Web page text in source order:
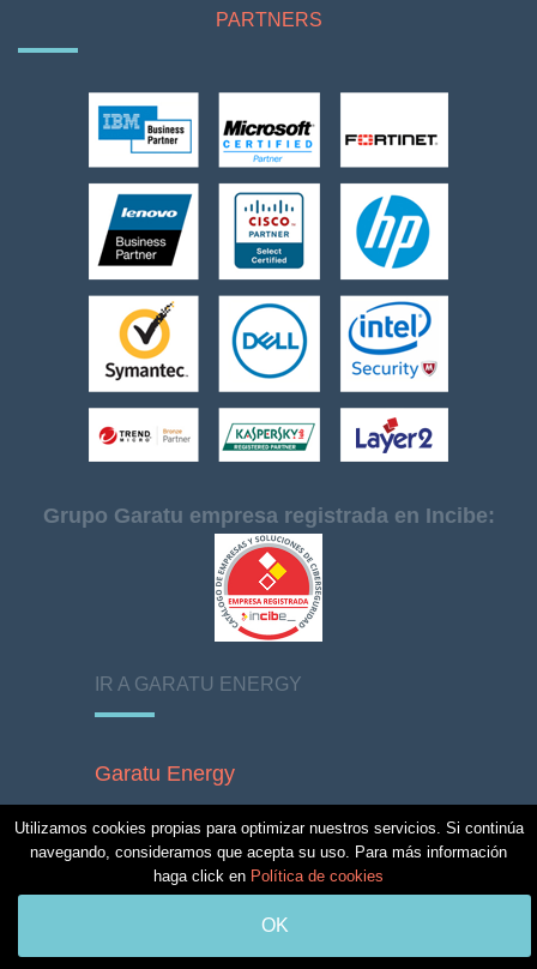
PARTNERS
Grupo Garatu empresa registrada en Incibe:
IR A GARATU ENERGY
Garatu Energy
.......................................
Quienes somos
Contacto
Utilizamos cookies propias para optimizar nuestros servicios. Si continúa
navegando, consideramos que acepta su uso. Para más información
haga click en Política de cookies
OK